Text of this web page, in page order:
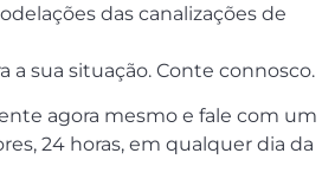
das canalizações de
a sua situação. Conte connosco.
agora mesmo e fale com um
24 horas, em qualquer dia da